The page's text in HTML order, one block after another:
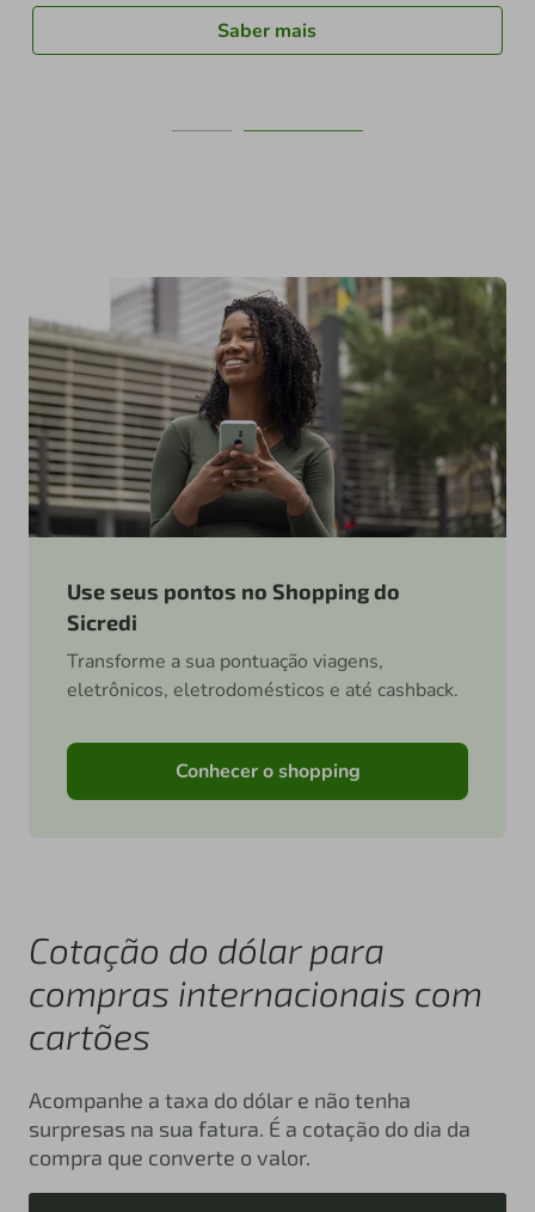
Saber mais
Use seus pontos no Shopping do
Sicredi
Transforme a sua pontuação viagens,
eletrônicos, eletrodomésticos e até cashback.
Conhecer o shopping
Cotação do dólar para
compras internacionais com
cartões
Acompanhe a taxa do dólar e não tenha
surpresas na sua fatura. É a cotação do dia da
compra que converte o valor.